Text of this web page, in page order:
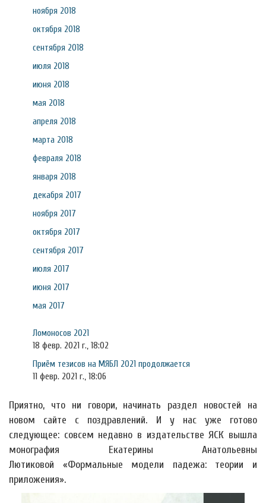
ноября 2018
октября 2018
сентября 2018
июля 2018
июня 2018
мая 2018
апреля 2018
марта 2018
февраля 2018
января 2018
декабря 2017
ноября 2017
октября 2017
сентября 2017
июля 2017
июня 2017
мая 2017
Ломоносов 2021
18 февр. 2021 г., 18:02
Приём тезисов на МЯБЛ 2021 продолжается
11 февр. 2021 г., 18:06
Приятно, что ни говори, начинать раздел новостей на
новом сайте с поздравлений. И у нас уже готово
следующее: совсем недавно в издательстве ЯСК вышла
монография Екатерины Анатольевны
Лютиковой «Формальные модели падежа: теории и
приложения».